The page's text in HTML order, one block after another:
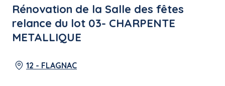
Rénovation de la Salle des fêtes
relance du lot 03- CHARPENTE
METALLIQUE
12 - FLAGNAC